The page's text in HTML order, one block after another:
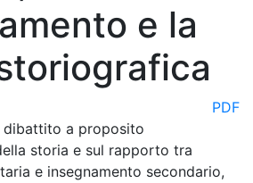
e la
PDF
dibattito a proposito
storia e sul rapporto tra
e insegnamento secondario,